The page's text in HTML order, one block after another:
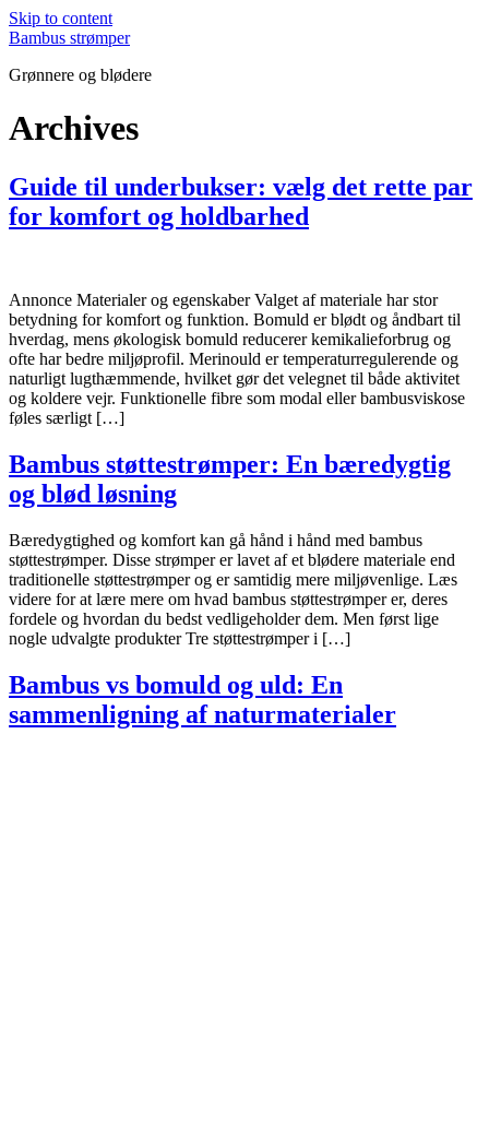
Skip to content
Bambus strømper
Grønnere og blødere
Archives
Guide til underbukser: vælg det rette par
for komfort og holdbarhed
Annonce Materialer og egenskaber Valget af materiale har stor
betydning for komfort og funktion. Bomuld er blødt og åndbart til
hverdag, mens økologisk bomuld reducerer kemikalieforbrug og
ofte har bedre miljøprofil. Merinould er temperaturregulerende og
naturligt lugthæmmende, hvilket gør det velegnet til både aktivitet
og koldere vejr. Funktionelle fibre som modal eller bambusviskose
føles særligt […]
Bambus støttestrømper: En bæredygtig
og blød løsning
Bæredygtighed og komfort kan gå hånd i hånd med bambus
støttestrømper. Disse strømper er lavet af et blødere materiale end
traditionelle støttestrømper og er samtidig mere miljøvenlige. Læs
videre for at lære mere om hvad bambus støttestrømper er, deres
fordele og hvordan du bedst vedligeholder dem. Men først lige
nogle udvalgte produkter Tre støttestrømper i […]
Bambus vs bomuld og uld: En
sammenligning af naturmaterialer